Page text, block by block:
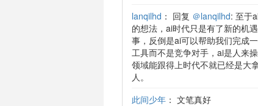
lanqilhd ： 回复 ＠lanqilhd: 至于
的想法，ai时代只是有了新的机
事，反倒是ai可以帮助我们完成
工具而不是竞争对手，ai是人来
领域能跟得上时代不就已经是大
人。
此间少年： 文笔真好